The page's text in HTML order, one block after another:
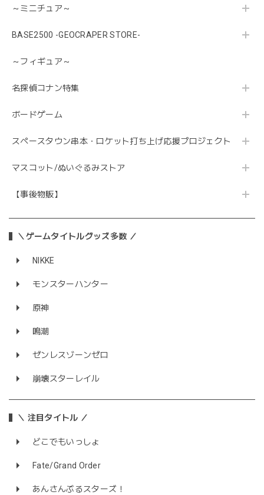
～ミニチュア～
BASE2500 -GEOCRAPER STORE-
～フィギュア～
名探偵コナン特集
ボードゲーム
スペースタウン串本・ロケット打ち上げ応援プロジェクト
マスコット/ぬいぐるみストア
【事後物販】
＼ゲームタイトルグッズ多数 ／
NIKKE
モンスターハンター
原神
鳴潮
ゼンレスゾーンゼロ
崩壊スターレイル
＼ 注目タイトル ／
どこでもいっしょ
Fate/Grand Order
あんさんぶるスターズ！